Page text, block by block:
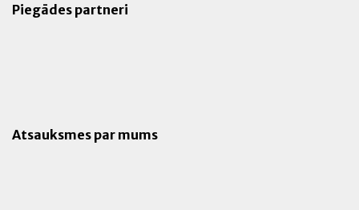
Piegādes partneri
Atsauksmes par mums